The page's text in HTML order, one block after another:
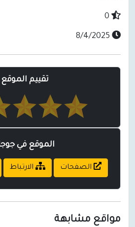
تقييم الموقع
الموقع في
الصفحات الارتباط
مواقع مشابهة